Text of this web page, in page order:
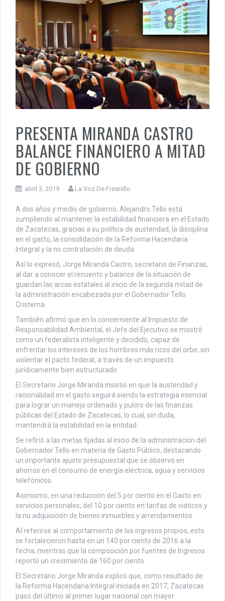
PRESENTA MIRANDA CASTRO
BALANCE FINANCIERO A MITAD
DE GOBIERNO
abril 3, 2019 La Voz De Fresnillo
A dos años y medio de gobierno, Alejandro Tello está
cumpliendo al mantener la estabilidad financiera en el Estado
de Zacatecas, gracias a su política de austeridad, la disciplina
en el gasto, la consolidación de la Reforma Hacendaria
Integral y la no contratación de deuda.
Así lo expresó, Jorge Miranda Castro, secretario de Finanzas,
al dar a conocer el recuento y balance de la situación de
guardan las arcas estatales al inicio de la segunda mitad de
la administración encabezada por el Gobernador Tello
Cristerna.
También afirmó que en lo concerniente al Impuesto de
Responsabilidad Ambiental, el Jefe del Ejecutivo se mostró
como un federalista inteligente y decidido, capaz de
enfrentar los intereses de los hombres más ricos del orbe, sin
violentar el pacto federal, a través de un impuesto
jurídicamente bien estructurado.
El Secretario Jorge Miranda insistió en que la austeridad y
racionalidad en el gasto seguirá siendo la estrategia esencial
para lograr un manejo ordenado y pulcro de las finanzas
públicas del Estado de Zacatecas, lo cual, sin duda,
mantendrá la estabilidad en la entidad.
Se refirió a las metas fijadas al inicio de la administración del
Gobernador Tello en materia de Gasto Público, destacando
un importante ajuste presupuestal que se observó en
ahorros en el consumo de energía eléctrica, agua y servicios
telefónicos.
Asimismo, en una reducción del 5 por ciento en el Gasto en
servicios personales; del 10 por ciento en tarifas de viáticos y
la no adquisición de bienes inmuebles y arrendamientos.
Al referirse al comportamiento de los ingresos propios, esto
se fortalecieron hasta en un 140 por ciento de 2016 a la
fecha, mientras que la composición por fuentes de Ingresos
reportó un crecimiento de 160 por ciento.
El Secretario Jorge Miranda explicó que, como resultado de
la Reforma Hacendaria Integral iniciada en 2017, Zacatecas
pasó del último al primer lugar nacional con mayor